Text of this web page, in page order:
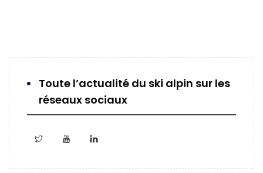
Toute l’actualité du ski alpin sur les
réseaux sociaux